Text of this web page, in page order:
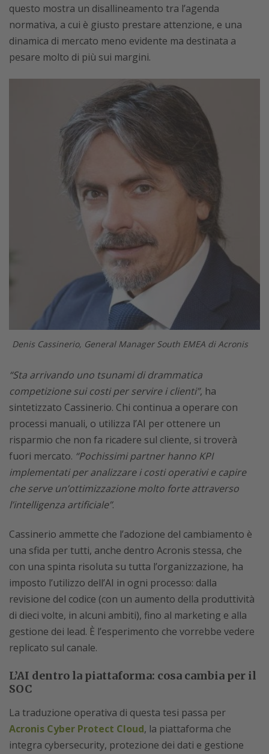
questo mostra un disallineamento tra l’agenda
normativa, a cui è giusto prestare attenzione, e una
dinamica di mercato meno evidente ma destinata a
pesare molto di più sui margini.
Denis Cassinerio, General Manager South EMEA di Acronis
“Sta arrivando uno tsunami di drammatica
competizione sui costi per servire i clienti”, ha
sintetizzato Cassinerio. Chi continua a operare con
processi manuali, o utilizza l’AI per ottenere un
risparmio che non fa ricadere sul cliente, si troverà
fuori mercato. “Pochissimi partner hanno KPI
implementati per analizzare i costi operativi e capire
che serve un’ottimizzazione molto forte attraverso
l’intelligenza artificiale”.
Cassinerio ammette che l’adozione del cambiamento è
una sfida per tutti, anche dentro Acronis stessa, che
con una spinta risoluta su tutta l’organizzazione, ha
imposto l’utilizzo dell’AI in ogni processo: dalla
revisione del codice (con un aumento della produttività
di dieci volte, in alcuni ambiti), fino al marketing e alla
gestione dei lead. È l’esperimento che vorrebbe vedere
replicato sul canale.
L’AI dentro la piattaforma: cosa cambia per il
SOC
La traduzione operativa di questa tesi passa per
Acronis Cyber Protect Cloud, la piattaforma che
integra cybersecurity, protezione dei dati e gestione